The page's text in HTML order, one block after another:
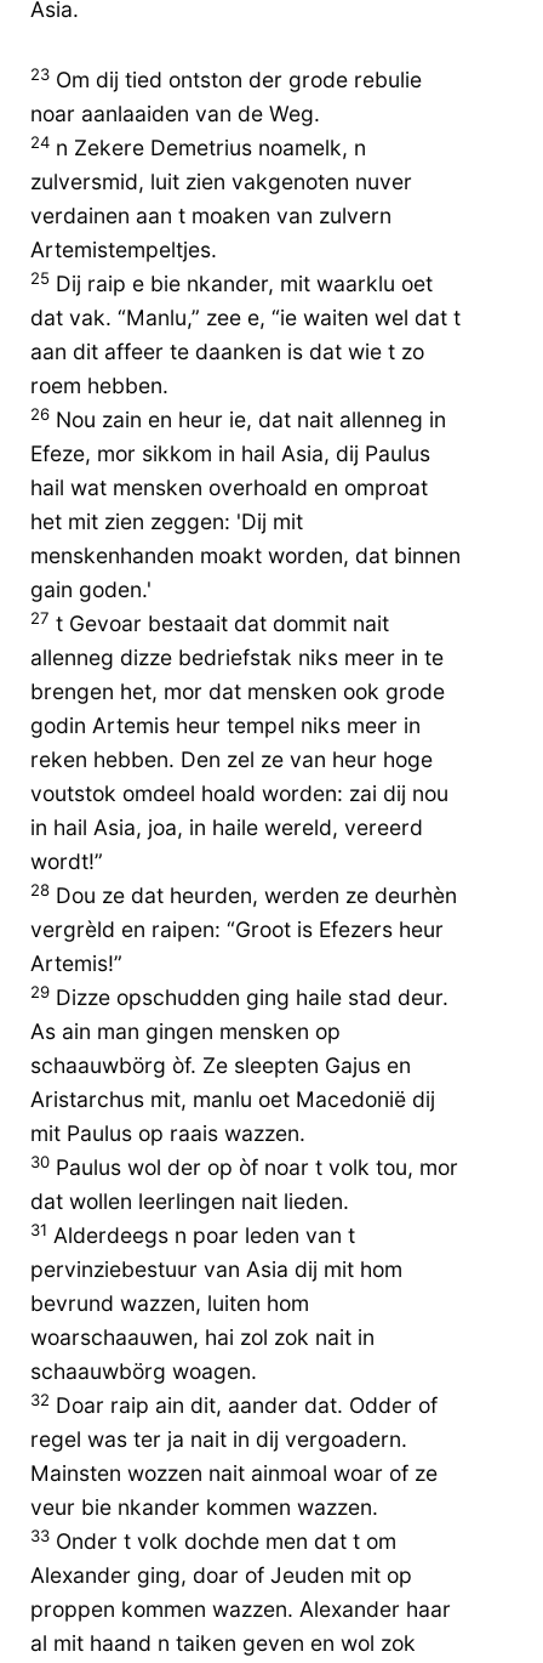
Asia.
23 Om dij tied ontston der grode rebulie
noar aanlaaiden van de Weg.
24 n Zekere Demetrius noamelk, n
zulversmid, luit zien vakgenoten nuver
verdainen aan t moaken van zulvern
Artemistempeltjes.
25 Dij raip e bie nkander, mit waarklu oet
dat vak. “Manlu,” zee e, “ie waiten wel dat t
aan dit affeer te daanken is dat wie t zo
roem hebben.
26 Nou zain en heur ie, dat nait allenneg in
Efeze, mor sikkom in hail Asia, dij Paulus
hail wat mensken overhoald en omproat
het mit zien zeggen: 'Dij mit
menskenhanden moakt worden, dat binnen
gain goden.'
27 t Gevoar bestaait dat dommit nait
allenneg dizze bedriefstak niks meer in te
brengen het, mor dat mensken ook grode
godin Artemis heur tempel niks meer in
reken hebben. Den zel ze van heur hoge
voutstok omdeel hoald worden: zai dij nou
in hail Asia, joa, in haile wereld, vereerd
wordt!”
28 Dou ze dat heurden, werden ze deurhèn
vergrèld en raipen: “Groot is Efezers heur
Artemis!”
29 Dizze opschudden ging haile stad deur.
As ain man gingen mensken op
schaauwbörg òf. Ze sleepten Gajus en
Aristarchus mit, manlu oet Macedonië dij
mit Paulus op raais wazzen.
30 Paulus wol der op òf noar t volk tou, mor
dat wollen leerlingen nait lieden.
31 Alderdeegs n poar leden van t
pervinziebestuur van Asia dij mit hom
bevrund wazzen, luiten hom
woarschaauwen, hai zol zok nait in
schaauwbörg woagen.
32 Doar raip ain dit, aander dat. Odder of
regel was ter ja nait in dij vergoadern.
Mainsten wozzen nait ainmoal woar of ze
veur bie nkander kommen wazzen.
33 Onder t volk dochde men dat t om
Alexander ging, doar of Jeuden mit op
proppen kommen wazzen. Alexander haar
al mit haand n taiken geven en wol zok